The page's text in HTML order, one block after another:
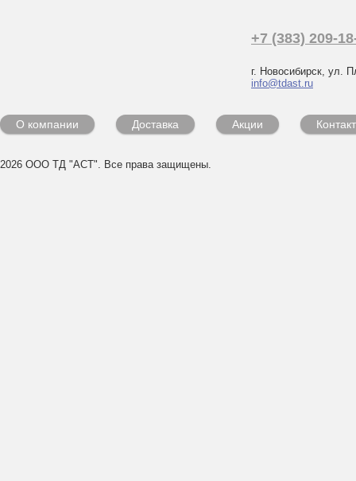
+7 (383) 209-
г. Новосибирск, ул.
info@tdast.ru
О компании Доставка Акции
2026 ООО ТД "АСТ". Все права защищены.